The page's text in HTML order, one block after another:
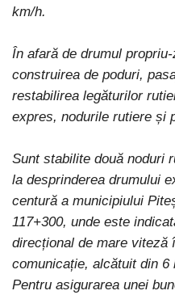
km/h.
În afară de drumul
construirea de poduri,
restabilirea legăturilor
expres, nodurile rutiere și
Sunt stabilite două noduri
la desprinderea drumului
centură a municipiului
117+300, unde este
direcțional de mare viteză
comunicație, alcătuit din 6
Pentru asigurarea unei